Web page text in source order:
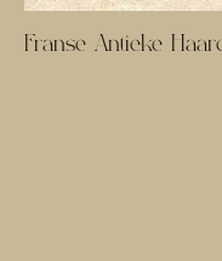
Franse Antieke